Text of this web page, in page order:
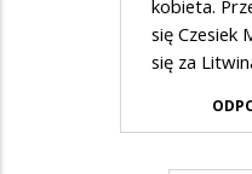
kobieta.
się Czesiek
się za